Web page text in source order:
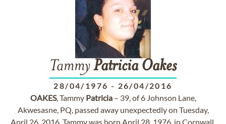
TammyPatricia Oakes
28/04/1976 - 26/04/2016
OAKES, Tammy Patricia– 39, of 6 Johnson Lane,
Akwesasne, PQ, passed away unexpectedly on Tuesday,
April 26, 2016. Tammy was born April 28, 1976, in Cornwall,